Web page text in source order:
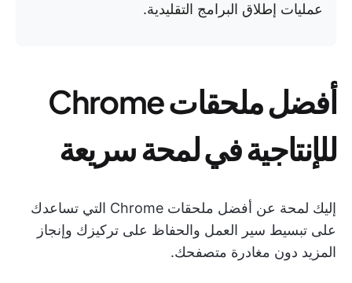
عمليات إطلاق البرامج التقليدية.
أفضل ملحقات Chrome
للإنتاجية في لمحة سريعة
إليك لمحة عن أفضل ملحقات Chrome التي تساعدك
على تبسيط سير العمل والحفاظ على تركيزك وإنجاز
المزيد دون مغادرة متصفحك.